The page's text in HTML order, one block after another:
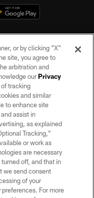
No portion of this site
permission of the Las Vegas
or by clicking "X"
site, you agree to
arbitration and
ourPrivacy
tracking
and similar
to enhance site
assist in
as explained
Tracking,”
or work as
are necessary
off, and that in
we send consent
of your
For more